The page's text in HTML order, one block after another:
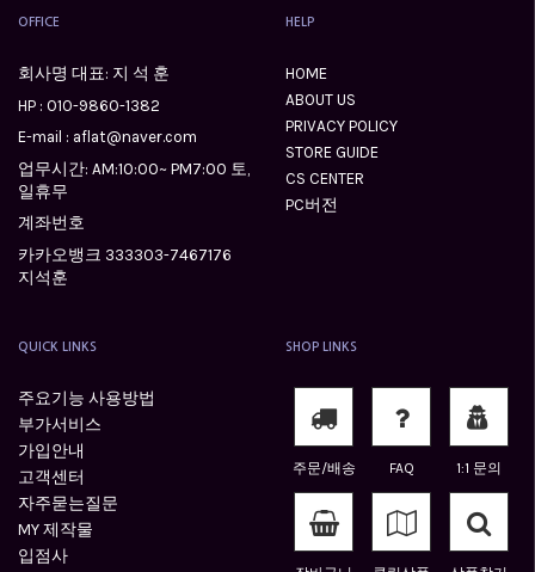
OFFICE
회사명 대표: 지 석 훈
HP : 010-9860-1382
E-mail : aflat@naver.com
업무시간: AM:10:00~ PM7:00 토,
일휴무
계좌번호
카카오뱅크 333303-7467176
지석훈
HELP
HOME
ABOUT US
PRIVACY POLICY
STORE GUIDE
CS CENTER
PC버전
QUICK LINKS
주요기능 사용방법
부가서비스
가입안내
고객센터
자주묻는질문
MY 제작물
입점사
SHOP LINKS
주문/배송 FAQ 1:1 문의